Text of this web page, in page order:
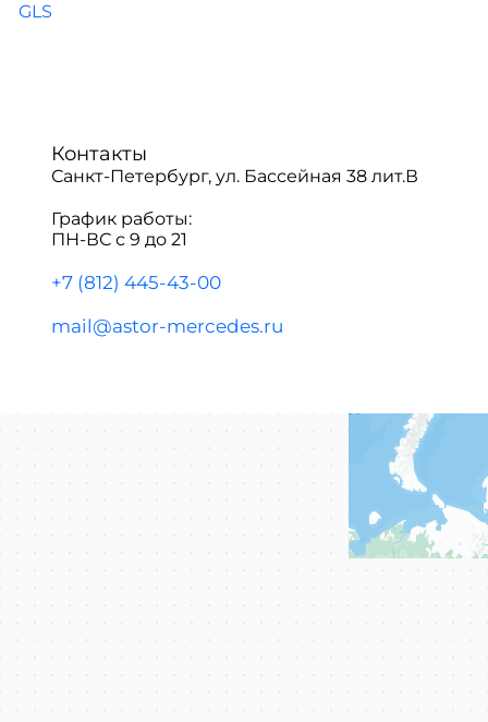
GLS
Контакты
Санкт-Петербург, ул. Бассейная 38 лит.В
График работы:
ПН-ВС с 9 до 21
+7 (812) 445-43-00
mail@astor-mercedes.ru